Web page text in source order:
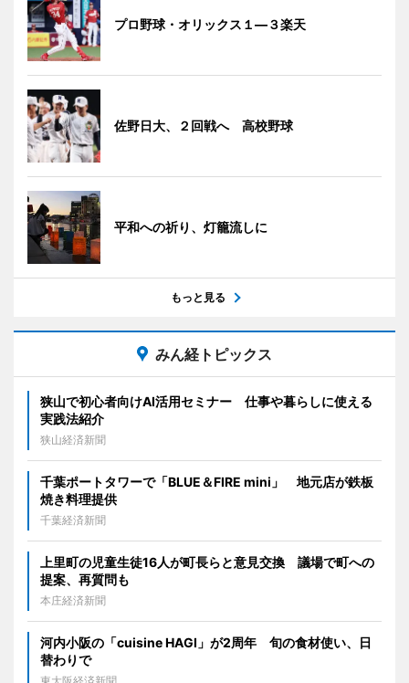
プロ野球・オリックス１―３楽天
佐野日大、２回戦へ 高校野球
平和への祈り、灯籠流しに
もっと見る
みん経トピックス
狭山で初心者向けAI活用セミナー 仕事や暮らしに使える
実践法紹介
狭山経済新聞
千葉ポートタワーで「BLUE＆FIRE mini」 地元店が鉄板
焼き料理提供
千葉経済新聞
上里町の児童生徒16人が町長らと意見交換 議場で町への
提案、再質問も
本庄経済新聞
河内小阪の「cuisine HAGI」が2周年 旬の食材使い、日
替わりで